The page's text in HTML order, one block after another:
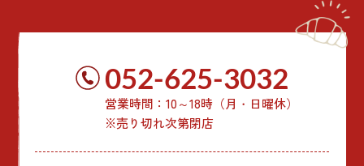
052-625-3032
営業時間：10～18時（月・日曜休）
※売り切れ次第閉店